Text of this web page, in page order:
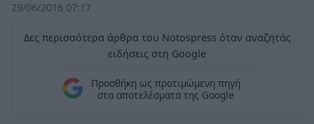
29/06/2016 07:17
Δες περισσότερα άρθρα του Notospress όταν αναζητάς
ειδήσεις στη Google
Προσθήκη ως προτιμώμενη πηγή
στα αποτελέσματα της Google